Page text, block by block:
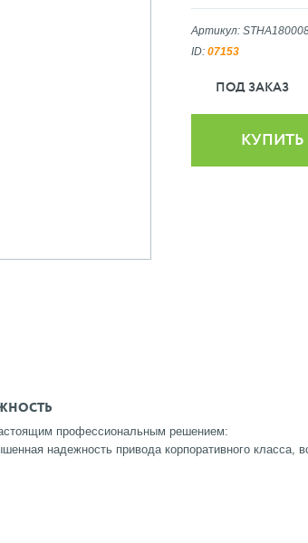
Артикул:
ID: 07153
ПОД ЗАКАЗ
КУПИТЬ
профессиональным решением:
надежность привода корпоративного класса,